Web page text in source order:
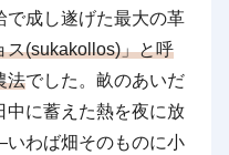
で成し遂げた最大の革
ス(sukakollos)」と呼
法でした。畝のあいだ
中に蓄えた熱を夜に放
わば畑そのものに小